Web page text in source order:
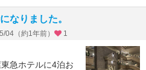
なりました。
04（約1年前） 1
急ホテルに4泊お